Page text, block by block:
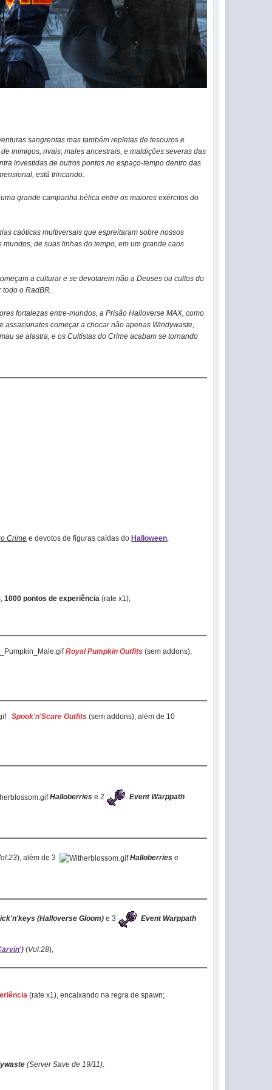
sangrentas mas também repletas de tesouros e
inimigos, rivais, males ancestrais, e maldições severas das
investidas de outros pontos no espaço-tempo dentro das
está trincando.
grande campanha bélica entre os maiores exércitos do
caóticas multiversais que espreitaram sobre nossos
de suas linhas do tempo, em um grande caos
a culturar e se devotarem não a Deuses ou cultos do
o RadBR.
fortalezas entre-mundos, a Prisão Halloverse MAX, como
assassinatos começar a chocar não apenas Windywaste,
se alastra, e os Cultistas do Crime acabam se tornando
Crime e devotos de figuras caídas do Halloween,
1000 pontos de experiência (rate x1);
Royal Pumpkin Outfits (sem addons),
Spook'n'Scare Outfits (sem addons), além de 10
Halloberries e 2 Event Warppath
), além de 3 Halloberries e
(Halloverse Gloom) e 3 Event Warppath
(Vol:28),
(rate x1), encaixando na regra de spawn;
(Server Save de 19/11).